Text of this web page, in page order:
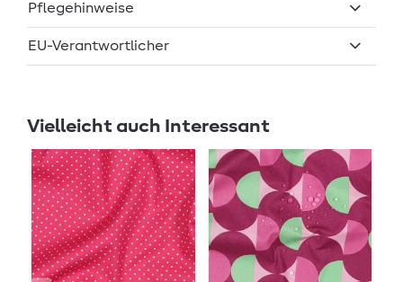
Pflegehinweise
EU-Verantwortlicher
Vielleicht auch Interessant